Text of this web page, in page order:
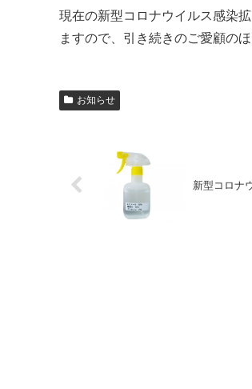
現在の新型コロナウイルス感染
ますので、引き続きのご愛顧の
お知らせ
新型コロナ